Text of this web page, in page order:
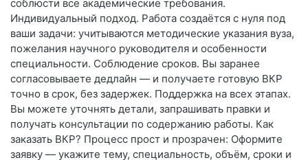
соблюсти все академические требования.
Индивидуальный подход. Работа создаётся с нуля под
ваши задачи: учитываются методические указания вуза,
пожелания научного руководителя и особенности
специальности. Соблюдение сроков. Вы заранее
согласовываете дедлайн — и получаете готовую ВКР
точно в срок, без задержек. Поддержка на всех этапах.
Вы можете уточнять детали, запрашивать правки и
получать консультации по содержанию работы. Как
заказать ВКР? Процесс прост и прозрачен: Оформите
заявку — укажите тему, специальность, объём, сроки и